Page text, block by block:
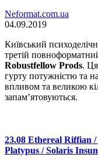
Neformat.com.ua
04.09.2019
Київський
третій
Robustfellow Prods.
гурту потужністю та
впливом та великою
запам’ятовуються.
23.08 Ethereal Riffian
Platypus / Solaris